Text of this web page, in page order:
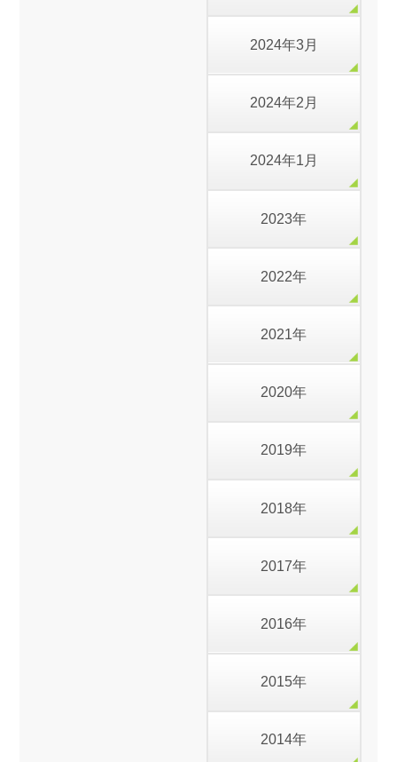
2024年3月
2024年2月
2024年1月
2023年
2022年
2021年
2020年
2019年
2018年
2017年
2016年
2015年
2014年